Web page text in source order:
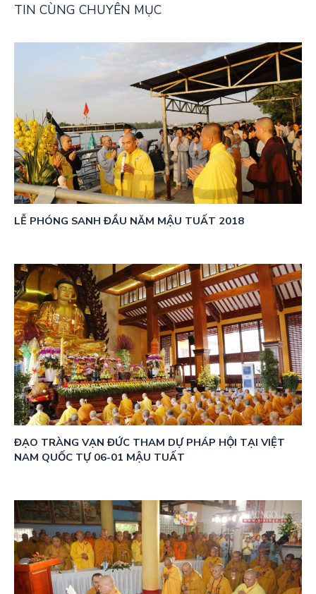
TIN CÙNG CHUYÊN MỤC
LỄ PHÓNG SANH ĐẦU NĂM MẬU TUẤT 2018
ĐẠO TRÀNG VẠN ĐỨC THAM DỰ PHÁP HỘI TẠI VIỆT
NAM QUỐC TỰ 06-01 MẬU TUẤT